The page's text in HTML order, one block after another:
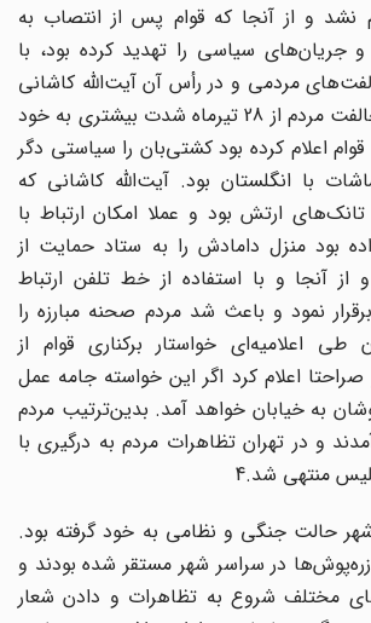
نشد و از آنجا که قوام پس از انتصاب به
سیاسی را تهدید کرده بود، با
مردمی و در رأس آن آیت‌الله کاشانی
روبه‌رو شد. موج مخالفت مردم از 28 تیرماه شدت بیشتری به خود
اعلام کرده بود کشتی‌بان را سیاستی دگر
با انگلستان بود. آیت‌الله کاشانی که
ارتش بود و عملا امکان ارتباط با
بود منزل دامادش را به ستاد حمایت از
آنجا و با استفاده از خط تلفن ارتباط
نمود و باعث شد مردم صحنه مبارزه را
اعلامیه‌ای خواستار برکناری قوام از
اعلام کرد اگر این خواسته جامه عمل
به خیابان خواهد آمد. بدین‌ترتیب مردم
و در تهران تظاهرات مردم به درگیری با
منتهی شد.4
شهر حالت جنگی و نظامی به خود گرفته بود.
در سراسر شهر مستقر شده بودند و
مختلف شروع به تظاهرات و دادن شعار